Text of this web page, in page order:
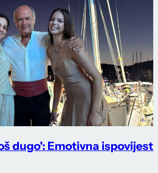
dugo': Emotivna ispovijest